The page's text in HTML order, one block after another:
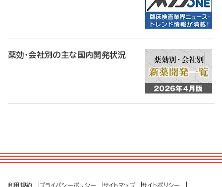
薬効・会社別の主な国内開発状況
利用規約 プライバシーポリシー サイトマップ サイトポリシー